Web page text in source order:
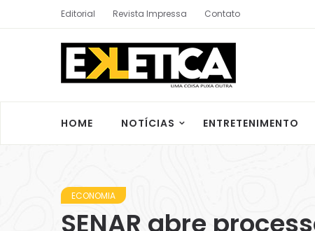
Editorial Revista Impressa Contato
HOME NOTÍCIAS ENTRETENIMENTO
ECONOMIA
SENAR abre